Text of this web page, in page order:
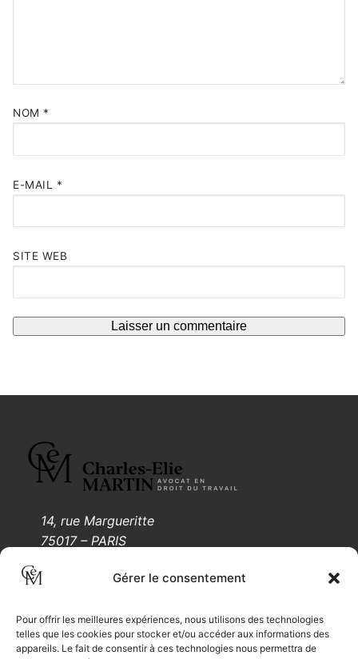
Gérer le consentement
Pour offrir les meilleures expériences, nous utilisons des technologies
telles que les cookies pour stocker et/ou accéder aux informations des
appareils. Le fait de consentir à ces technologies nous permettra de
NOM *
E-MAIL *
SITE WEB
14, rue Margueritte
75017 – PARIS
Mentions légales